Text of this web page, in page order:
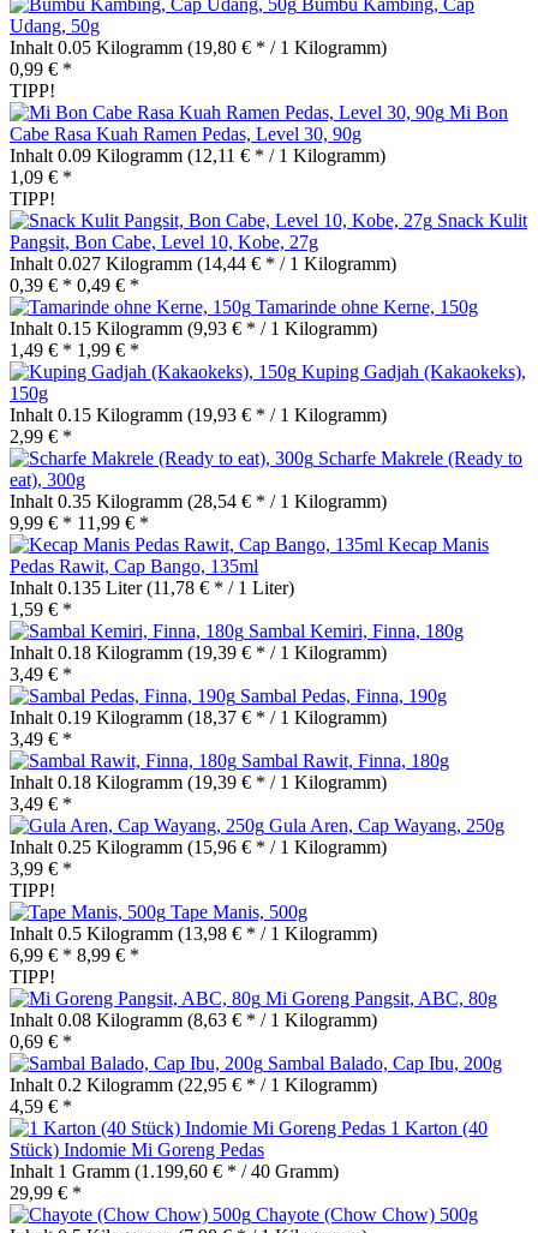
Udang, 50g
Inhalt 0.05 Kilogramm (19,80 € * / 1 Kilogramm)
0,99 € *
TIPP!
Mi Bon
Cabe Rasa Kuah Ramen Pedas, Level 30, 90g
Inhalt 0.09 Kilogramm (12,11 € * / 1 Kilogramm)
1,09 € *
TIPP!
Snack Kulit
Pangsit, Bon Cabe, Level 10, Kobe, 27g
Inhalt 0.027 Kilogramm (14,44 € * / 1 Kilogramm)
0,39 € * 0,49 € *
Tamarinde ohne Kerne, 150g
Inhalt 0.15 Kilogramm (9,93 € * / 1 Kilogramm)
1,49 € * 1,99 € *
Kuping Gadjah (Kakaokeks),
150g
Inhalt 0.15 Kilogramm (19,93 € * / 1 Kilogramm)
2,99 € *
Scharfe Makrele (Ready to
eat), 300g
Inhalt 0.35 Kilogramm (28,54 € * / 1 Kilogramm)
9,99 € * 11,99 € *
Kecap Manis
Pedas Rawit, Cap Bango, 135ml
Inhalt 0.135 Liter(11,78 € * / 1 Liter)
1,59 € *
Sambal Kemiri, Finna, 180g
Inhalt 0.18 Kilogramm (19,39 € * / 1 Kilogramm)
3,49 € *
Sambal Pedas, Finna, 190g
Inhalt 0.19 Kilogramm (18,37 € * / 1 Kilogramm)
3,49 € *
Sambal Rawit, Finna, 180g
Inhalt 0.18 Kilogramm (19,39 € * / 1 Kilogramm)
3,49 € *
Gula Aren, Cap Wayang, 250g
Inhalt 0.25 Kilogramm (15,96 € * / 1 Kilogramm)
3,99 € *
TIPP!
Tape Manis, 500g
Inhalt 0.5 Kilogramm (13,98 € * / 1 Kilogramm)
6,99 € * 8,99 € *
TIPP!
Mi Goreng Pangsit, ABC, 80g
Inhalt 0.08 Kilogramm (8,63 € * / 1 Kilogramm)
0,69 € *
Sambal Balado, Cap Ibu, 200g
Inhalt 0.2 Kilogramm (22,95 € * / 1 Kilogramm)
4,59 € *
1 Karton (40
Stück) Indomie Mi Goreng Pedas
Inhalt 1 Gramm (1.199,60 € * / 40 Gramm)
29,99 € *
Chayote (Chow Chow) 500g